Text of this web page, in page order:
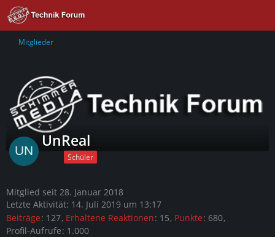
Mitglieder
UnReal
Schüler
Mitglied seit 28. Januar 2018
Letzte Aktivität: 14. Juli 2019 um 13:17
Beiträge 127 Erhaltene Reaktionen 15 Punkte 680
Profil-Aufrufe 1.000